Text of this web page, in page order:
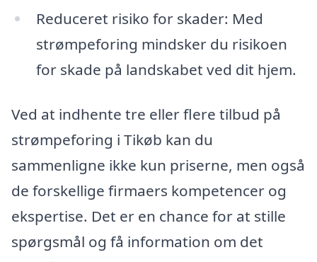
Reduceret risiko for skader: Med
strømpeforing mindsker du risikoen
for skade på landskabet ved dit hjem.
Ved at indhente tre eller flere tilbud på
strømpeforing i Tikøb kan du
sammenligne ikke kun priserne, men også
de forskellige firmaers kompetencer og
ekspertise. Det er en chance for at stille
spørgsmål og få information om det